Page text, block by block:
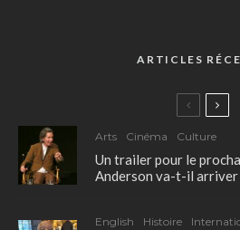
ARTICLES
Arts Cinéma Culture
Un trailer pour le
Anderson va-t-il arriver
English Histoire